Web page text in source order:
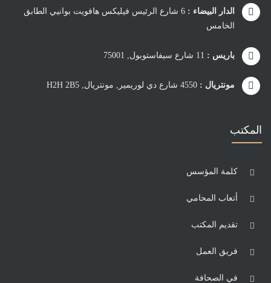
الدار البيضاء :
6 شارع الرئيس فيليكس هافويت بوانيي الطابق
الخامس
باريس : 11 شارع سيفاستوبول, 75001
مونتريال : 4550 شارع دي لوريمير, مونتريال, H2H 2B5
المكتب
كلمة المؤسس
أتعاب المحامي
تقديم المكتب
فريق العمل
في الصحافة